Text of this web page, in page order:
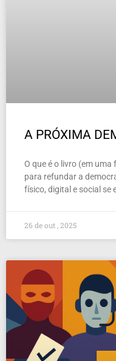
A PRÓXIMA
O que é o livro (em
para refundar a
físico, digital e social se
26 de out , 2025